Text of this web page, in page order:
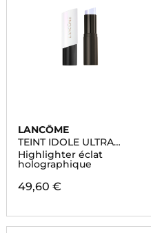
LANCÔME
TEINT IDOLE ULTRA
WEAR
Highlighter éclat
holographique
49,60 €